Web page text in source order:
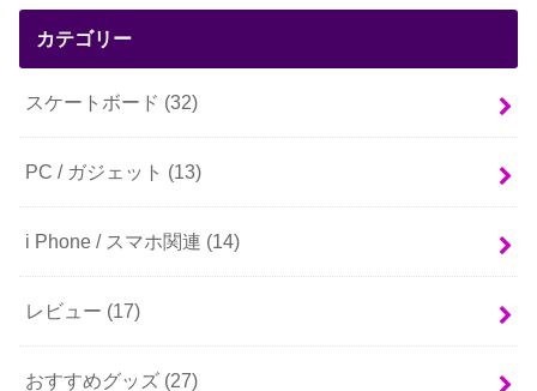
カテゴリー
スケートボード (32)
PC / ガジェット (13)
i Phone / スマホ関連 (14)
レビュー (17)
おすすめグッズ (27)